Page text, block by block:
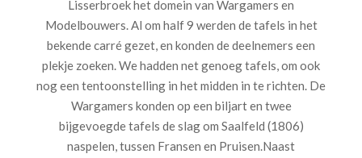
Lisserbroek het domein van Wargamers en
Modelbouwers. Al om half 9 werden de tafels in het
bekende carré gezet, en konden de deelnemers een
plekje zoeken. We hadden net genoeg tafels, om ook
nog een tentoonstelling in het midden in te richten. De
Wargamers konden op een biljart en twee
bijgevoegde tafels de slag om Saalfeld (1806)
naspelen, tussen Fransen en Pruisen.Naast